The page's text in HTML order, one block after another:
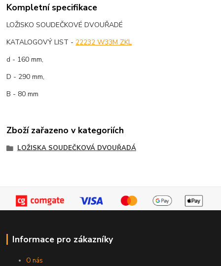
Kompletní specifikace
LOŽISKO SOUDEČKOVÉ DVOUŘADÉ
KATALOGOVÝ LIST - 22232 W33M ZKL
d - 160 mm,
D - 290 mm,
B - 80 mm
Zboží zařazeno v kategoriích
LOŽISKA SOUDEČKOVÁ DVOUŘADÁ
Informace pro zákazníky
O nás